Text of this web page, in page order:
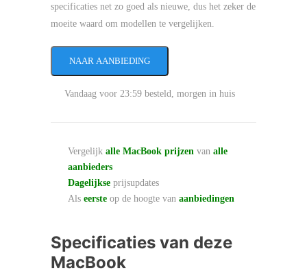
specificaties net zo goed als nieuwe, dus het zeker de
moeite waard om modellen te vergelijken.
NAAR AANBIEDING
Vandaag voor 23:59 besteld, morgen in huis
Vergelijk alle MacBook prijzen van alle
aanbieders
Dagelijkse prijsupdates
Als eerste op de hoogte van aanbiedingen
Specificaties van deze
MacBook